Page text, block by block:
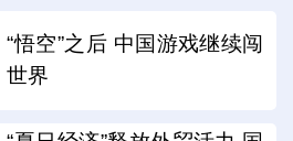
“悟空”之后 中国游戏继续闯
世界